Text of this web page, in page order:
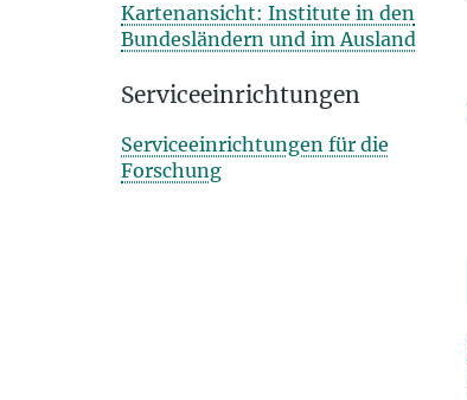
Kartenansicht: Institute in den
Bundesländern und im Ausland
Serviceeinrichtungen
Serviceeinrichtungen für die
Forschung